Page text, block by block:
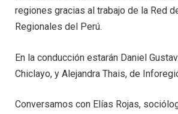
regiones gracias al trabajo de la Red
Regionales del Perú.
En la conducción estarán Daniel
Chiclayo, y Alejandra Thais, de
Conversamos con Elías Rojas,